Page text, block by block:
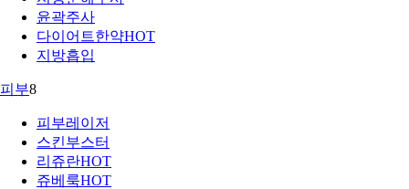
윤곽주사
다이어트한약HOT
지방흡입
피부8
피부레이저
스킨부스터
리쥬란HOT
쥬베룩HOT